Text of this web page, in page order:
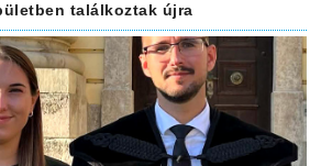
találkoztak újra